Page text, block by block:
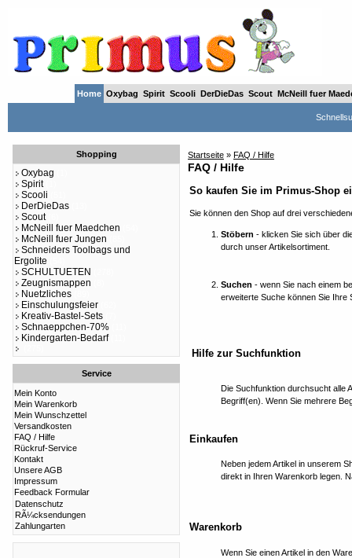
Home Oxybag Spirit Scooli DerDieDas Scout McNeill fuer
Shopping
Oxybag
Spirit(1)
Scooli
DerDieDas
Scout(6)
McNeill fuer Maedchen
McNeill fuer Jungen
Schneiders Toolbags und
Ergolite
SCHULTUETEN
Zeugnismappen
Nuetzliches
Einschulungsfeier
Kreativ-Bastel-Sets
Schnaeppchen-70%
Kindergarten-Bedarf(11)
Service
Mein Konto
Mein Warenkorb
Mein Wunschzettel
Versandkosten
FAQ / Hilfe
Rückruf-Service
Kontakt
Unsere AGB
Impressum
Feedback Formular
Datenschutz
RÃ¼cksendungen
Zahlungarten
Startseite » FAQ / Hilfe
FAQ / Hilfe
So kaufen Sie im Primus-Shop
Sie können den Shop auf drei
Stöbern - klicken Sie sich über
durch unser Artikelsortiment.
Suchen - wenn Sie nach einem
erweiterte Suche können Sie
Hilfe zur Suchfunktion
Die Suchfunktion durchsucht alle
Begriff(en). Wenn Sie mehrere
Einkaufen
Neben jedem Artikel in unserem
direkt in Ihren Warenkorb legen.
Warenkorb
Wenn Sie einen Artikel in den